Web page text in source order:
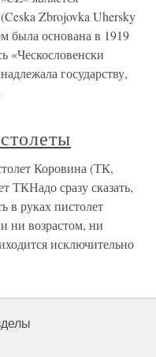
Zbrojovka Uhersky
была основана в 1919
«Ческословенски
государству,
Коровина (ТК,
ТКНадо сразу сказать,
в руках пистолет
ни возрастом, ни
исключительно